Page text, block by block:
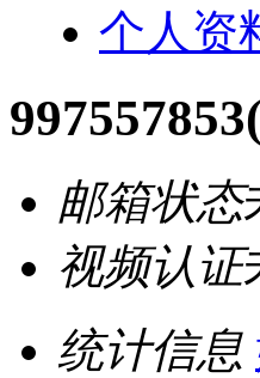
个人资
997557853
邮箱状态
视频认证
统计信息